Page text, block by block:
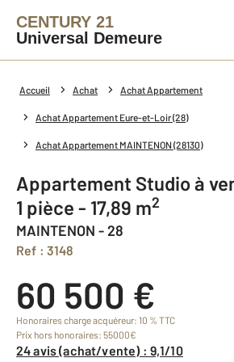
CENTURY 21
Universal Demeure
Accueil Achat Achat Appartement
Achat Appartement Eure-et-Loir (28)
Achat Appartement MAINTENON (28130)
Appartement Studio à
1 pièce - 17,89 m2
MAINTENON - 28
Ref : 3148
60 500 €
Honoraires charge acquéreur: 10 % TTC
Prix hors honoraires: 55000€
24 avis (achat/vente) : 9,1/10